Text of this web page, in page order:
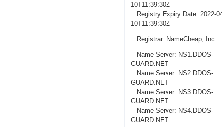
10T11:39:30Z
Registry Expiry Date: 2022-
10T11:39:30Z
Registrar: NameCheap, Inc.
Name Server: NS1.DDOS-
GUARD.NET
Name Server: NS2.DDOS-
GUARD.NET
Name Server: NS3.DDOS-
GUARD.NET
Name Server: NS4.DDOS-
GUARD.NET